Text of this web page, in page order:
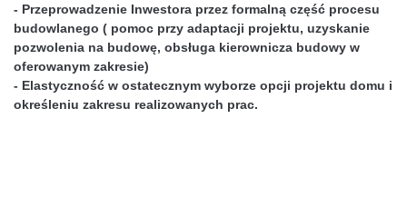
- Przeprowadzenie Inwestora przez formalną część procesu
budowlanego ( pomoc przy adaptacji projektu, uzyskanie
pozwolenia na budowę, obsługa kierownicza budowy w
oferowanym zakresie)
- Elastyczność w ostatecznym wyborze opcji projektu domu i
określeniu zakresu realizowanych prac.